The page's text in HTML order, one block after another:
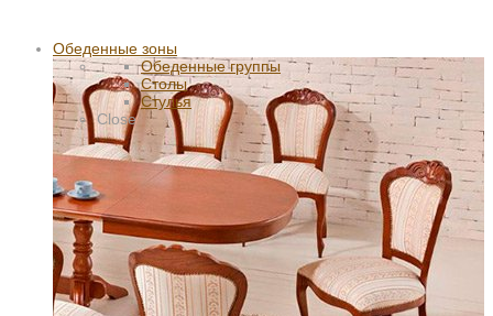
Обеденные зоны
Обеденные группы
Столы
Стулья
Close